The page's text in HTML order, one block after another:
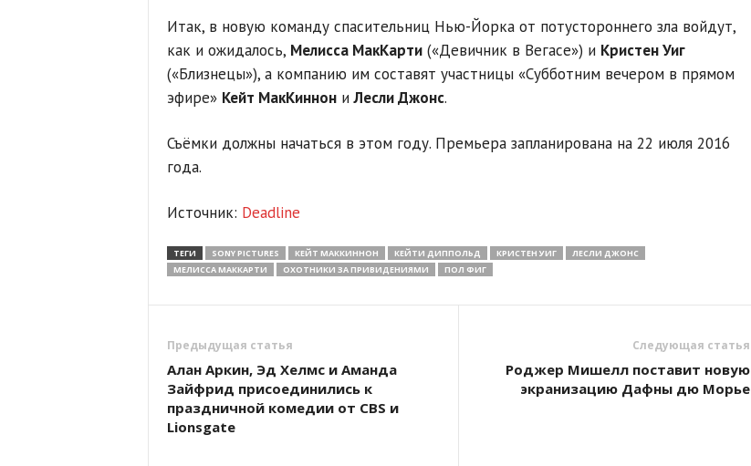
Итак, в новую команду спасительниц Нью-Йорка от потустороннего зла войдут,
как и ожидалось, Мелисса МакКарти(«Девичник в Вегасе») и Кристен Уиг
(«Близнецы»), а компанию им составят участницы «Субботним вечером в прямом
эфире» Кейт МакКиннониЛесли Джонс.
Съёмки должны начаться в этом году. Премьера запланирована на 22 июля 2016
года.
Источник: Deadline
ТЕГИ SONY PICTURES КЕЙТ МАККИННОН КЕЙТИ ДИППОЛЬД КРИСТЕН УИГ
ЛЕСЛИ ДЖОНС
МЕЛИССА МАККАРТИ
ОХОТНИКИ ЗА ПРИВИДЕНИЯМИ ПОЛ ФИГ
Предыдущая статья
Алан Аркин, Эд Хелмс и Аманда
Зайфрид присоединились к
праздничной комедии от CBS и
Lionsgate
Следующая статья
Роджер Мишелл поставит новую
экранизацию Дафны дю Морье